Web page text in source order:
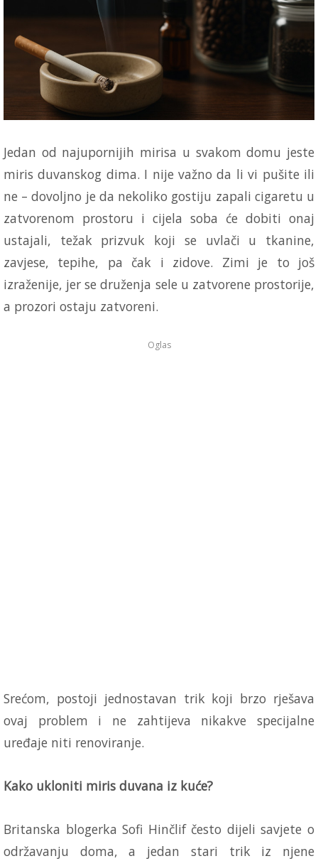
Jedan od najupornijih mirisa u svakom domu jeste
miris duvanskog dima. I nije važno da li vi pušite ili
ne – dovoljno je da nekoliko gostiju zapali cigaretu u
zatvorenom prostoru i cijela soba će dobiti onaj
ustajali, težak prizvuk koji se uvlači u tkanine,
zavjese, tepihe, pa čak i zidove. Zimi je to još
izraženije, jer se druženja sele u zatvorene prostorije,
a prozori ostaju zatvoreni.
Oglas
Srećom, postoji jednostavan trik koji brzo rješava
ovaj problem i ne zahtijeva nikakve specijalne
uređaje niti renoviranje.
Kako ukloniti miris duvana iz kuće?
Britanska blogerka Sofi Hinčlif često dijeli savjete o
održavanju doma, a jedan stari trik iz njene